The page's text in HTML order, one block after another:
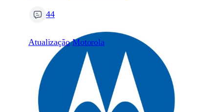
44
Atualização Motorola